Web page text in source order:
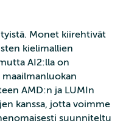
Monet kiirehtivät
kielimallien
AI2:lla on
AMD:n ja LUMIn
kanssa, jotta voimme
suunniteltu